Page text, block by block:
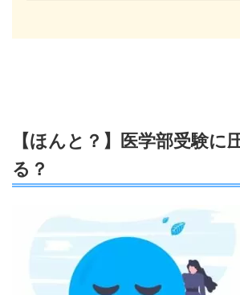
【ほんと？】医学部受験に
る？